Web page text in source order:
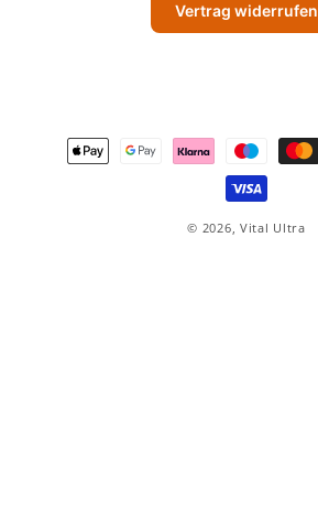
Vertrag widerrufen
Zahlungsmethoden
© 2026, Vital Ultra